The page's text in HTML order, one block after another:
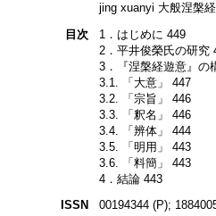
jing xuanyi 大般涅槃
目次
1．はじめに 449
2．平井俊榮氏の研究
3．『涅槃経遊意』の
3.1. 「大意」 447
3.2. 「宗旨」 446
3.3. 「釈名」 446
3.4. 「辨体」 444
3.5. 「明用」 443
3.6. 「料簡」 443
4．結論 443
ISSN
00194344 (P);